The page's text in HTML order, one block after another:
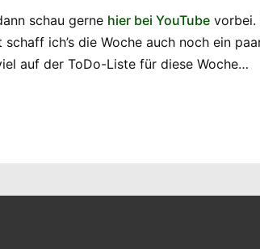
schau gerne hier bei YouTube vorbei.
schaff ich’s die Woche auch noch ein
auf der ToDo-Liste für diese Woche…